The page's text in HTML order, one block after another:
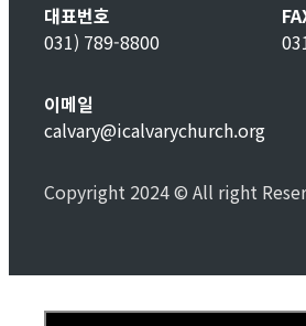
대표번호
031) 789-8800
이메일
calvary@icalvarychurch.org
Copyright 2024 © All right